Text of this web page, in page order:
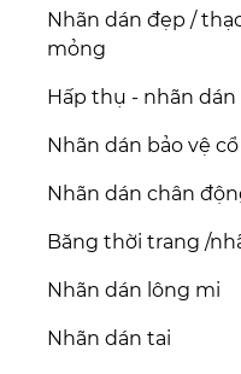
Nhãn dán đẹp /
mỏng
Hấp thụ - nhãn dán
Nhãn dán bảo vệ
Nhãn dán chân
Băng thời trang /
Nhãn dán lông mi
Nhãn dán tai